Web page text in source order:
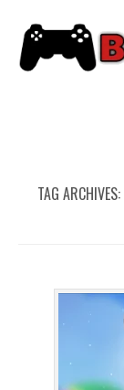
TAG ARCHIVES: